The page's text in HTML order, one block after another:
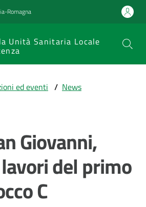
Romagna
Unità Sanitaria Locale
ed eventi / News
Giovanni,
del primo
C